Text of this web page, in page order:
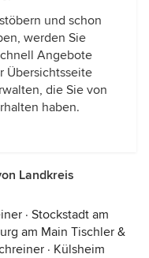
und schon
werden Sie
Angebote
Übersichtsseite
die Sie von
haben.
Landkreis
· Stockstadt am
am Main Tischler &
· Külsheim